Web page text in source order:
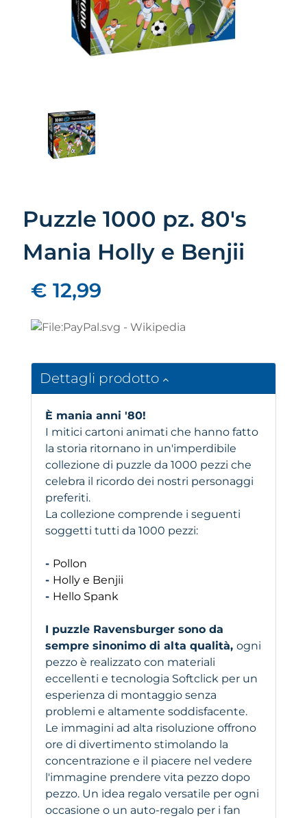
Puzzle 1000 pz. 80's
Mania Holly e Benjii
€ 12,99
Dettagli prodotto
È mania anni '80!
I mitici cartoni animati che hanno fatto
la storia ritornano in un'imperdibile
collezione di puzzle da 1000 pezzi che
celebra il ricordo dei nostri personaggi
preferiti.
La collezione comprende i seguenti
soggetti tutti da 1000 pezzi:
- Pollon
- Holly e Benjii
- Hello Spank
I puzzle Ravensburger sono da
sempre sinonimo di alta qualità, ogni
pezzo è realizzato con materiali
eccellenti e tecnologia Softclick per un
esperienza di montaggio senza
problemi e altamente soddisfacente.
Le immagini ad alta risoluzione offrono
ore di divertimento stimolando la
concentrazione e il piacere nel vedere
l'immagine prendere vita pezzo dopo
pezzo. Un idea regalo versatile per ogni
occasione o un auto-regalo per i fan